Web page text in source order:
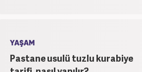
YAŞAM
Pastane usulü tuzlu kurabiye